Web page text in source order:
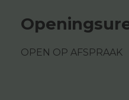
OPEN OP AFSPRAAK